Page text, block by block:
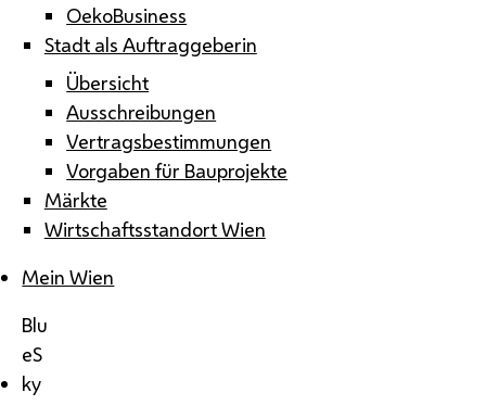
OekoBusiness
Stadt als Auftraggeberin
Übersicht
Ausschreibungen
Vertragsbestimmungen
Vorgaben für Bauprojekte
Märkte
Wirtschaftsstandort Wien
Mein Wien
Blu
eS
ky